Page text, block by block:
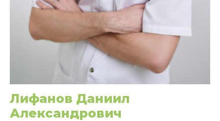
Лифанов Даниил
Александрович